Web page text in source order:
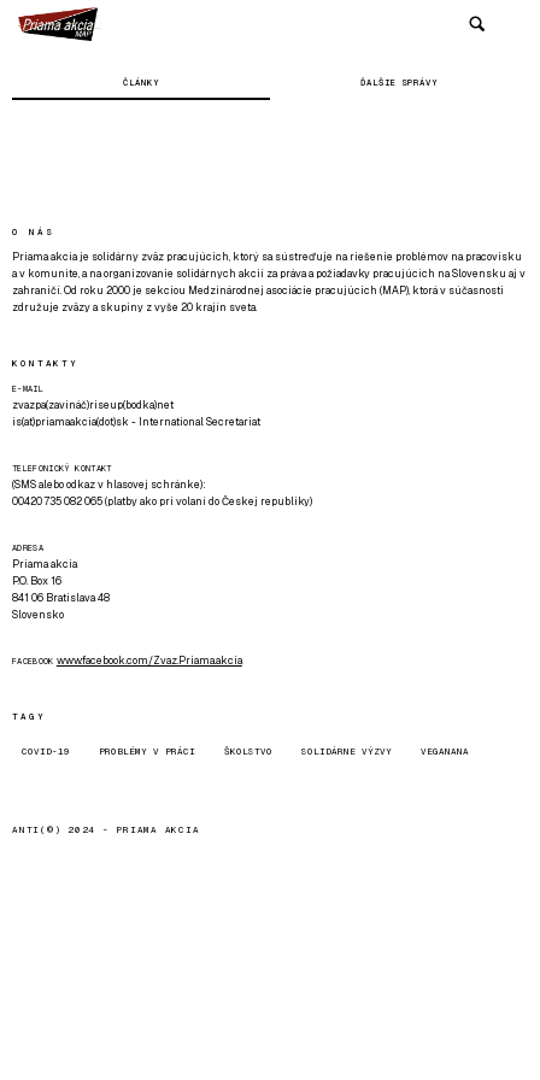
ČLÁNKY ĎALŠIE SPRÁVY
O NÁS
Priama akcia je solidárny zväz pracujúcich, ktorý sa sústreďuje na riešenie problémov na pracovisku
a v komunite, a na organizovanie solidárnych akcií za práva a požiadavky pracujúcich na Slovensku aj v
zahraničí. Od roku 2000 je sekciou Medzinárodnej asociácie pracujúcich (MAP), ktorá v súčasnosti
združuje zväzy a skupiny z vyše 20 krajín sveta.
KONTAKTY
E-MAIL
zvazpa(zavináč)riseup(bodka)net
is(at)priamaakcia(dot)sk - International Secretariat
TELEFONICKÝ KONTAKT
(SMS alebo odkaz v hlasovej schránke):
00420 735 082 065 (platby ako pri volaní do Českej republiky)
ADRESA
Priama akcia
P.O. Box 16
841 06 Bratislava 48
Slovensko
FACEBOOK www.facebook.com/Zvaz.Priama.akcia
TAGY
COVID-19 PROBLÉMY V PRÁCI ŠKOLSTVO SOLIDÁRNE VÝZVY VEGANANA
ANTI(©) 2024 - PRIAMA AKCIA